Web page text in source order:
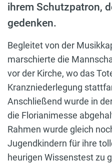
ihrem Schutzpatron,
gedenken.
Begleitet von der
marschierte die
vor der Kirche, wo das
Kranzniederlegung
Anschließend wurde in
die Florianimesse
Rahmen wurde gleich
Jugendkindern für ihre
heurigen Wissenstest zu